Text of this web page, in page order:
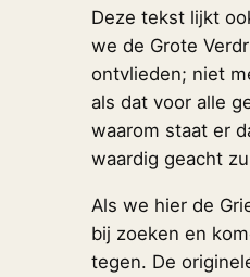
Deze tekst lijkt
we de Grote
ontvlieden; niet
als dat voor alle
waarom staat er
waardig geacht
Als we hier de
bij zoeken en
tegen. De